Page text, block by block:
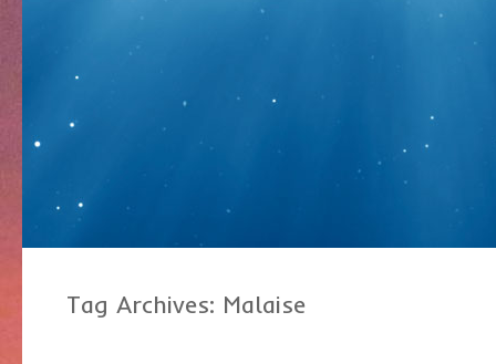
Tag Archives: Malaise